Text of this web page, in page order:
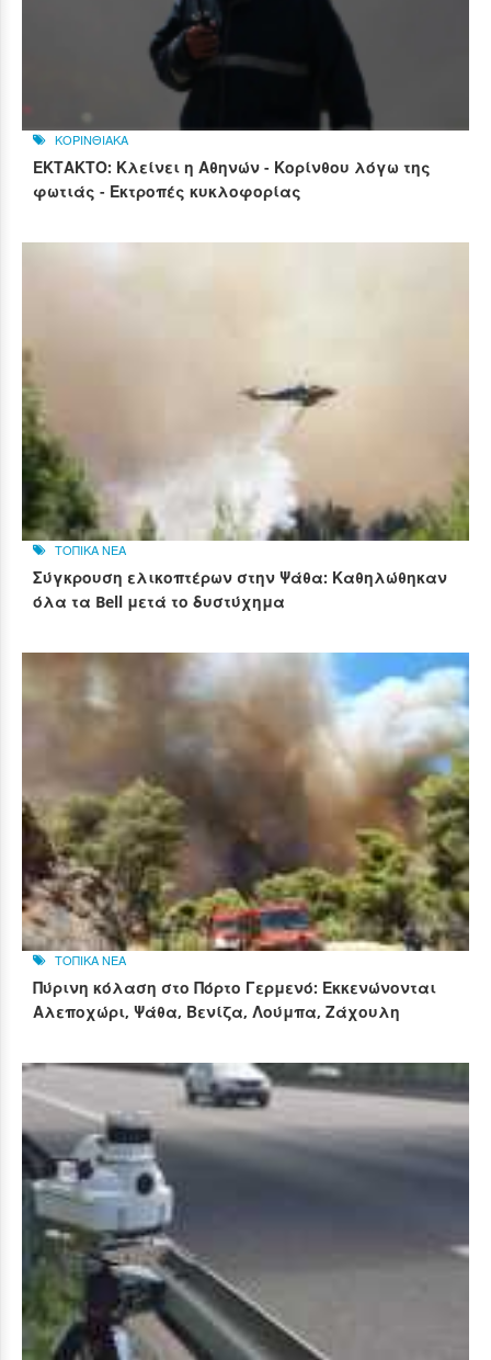
ΚΟΡΙΝΘΙΑΚΑ
ΕΚΤΑΚΤΟ: Κλείνει η Αθηνών - Κορίνθου λόγω της
φωτιάς - Εκτροπές κυκλοφορίας
ΤΟΠΙΚΑ ΝΕΑ
Σύγκρουση ελικοπτέρων στην Ψάθα: Καθηλώθηκαν
όλα τα Bell μετά το δυστύχημα
ΤΟΠΙΚΑ ΝΕΑ
Πύρινη κόλαση στο Πόρτο Γερμενό: Εκκενώνονται
Αλεποχώρι, Ψάθα, Βενίζα, Λούμπα, Ζάχουλη